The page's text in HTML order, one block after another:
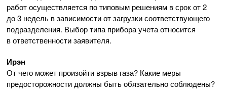
работ осуществляется по типовым решениям в срок от 2
до 3 недель в зависимости от загрузки соответствующего
подразделения. Выбор типа прибора учета относится
в ответственности заявителя.
Ирэн
От чего может произойти взрыв газа? Какие меры
предосторожности должны быть обязательно соблюдены?